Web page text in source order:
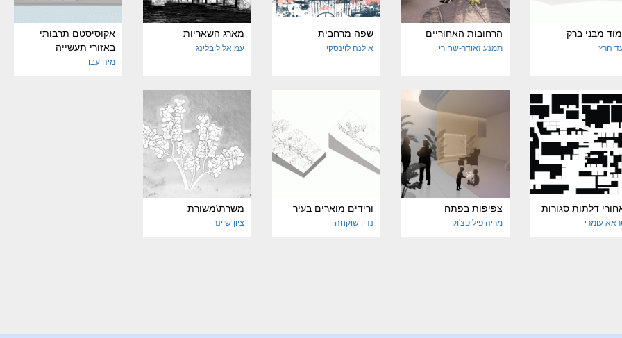
מבני ברק
הרץ
הרחובות האחוריים
תמנע זאודר-שחורי
שפה מרחבית
אילנה לוינסקי
מארג השאריות
עמיאל ליבלינג
אקוסיסטם תרבותי
באזורי תעשייה
מיה עבו
דלתות סגורות
עומרי
צפיפות בפתח
מריה פיליפצ'וק
ורידים מוארים בעיר
נדין שוקחה
משרת\משורת
ציון שיינר